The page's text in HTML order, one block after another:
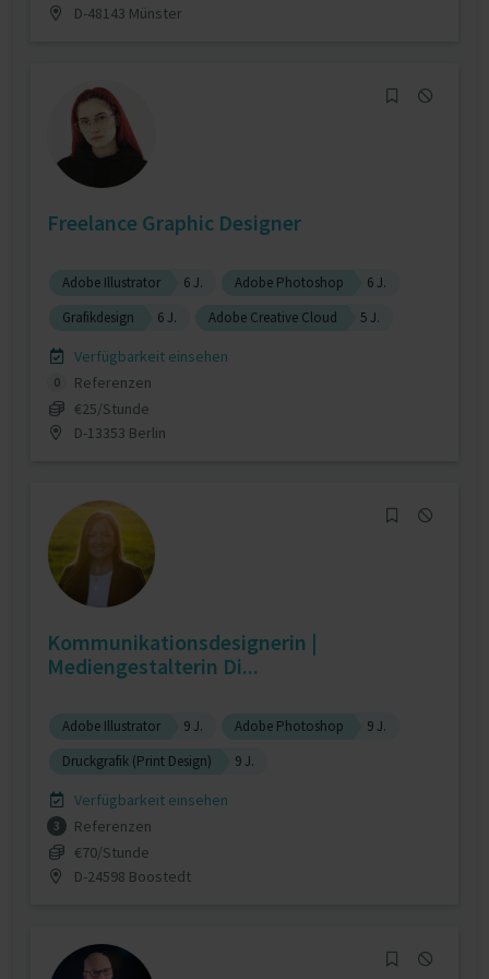
D-48143 Münster
Freelance Graphic Designer
Adobe Illustrator 6 J. Adobe Photoshop
6 J.
Grafikdesign
6 J. Adobe Creative Cloud 5 J.
Verfügbarkeit einsehen
0
Referenzen
€25/Stunde
D-13353 Berlin
Kommunikationsdesignerin |
Mediengestalterin Di...
Adobe Illustrator 9 J. Adobe Photoshop
9 J.
Druckgrafik (Print Design)
9 J.
Verfügbarkeit einsehen
3
Referenzen
€70/Stunde
D-24598 Boostedt